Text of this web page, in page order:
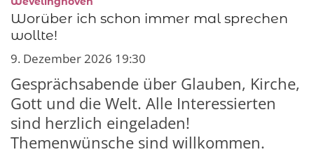
Worüber ich schon immer mal sprechen
wollte!
9. Dezember 2026 19:30
Gesprächsabende über Glauben, Kirche,
Gott und die Welt. Alle Interessierten
sind herzlich eingeladen!
Themenwünsche sind willkommen.